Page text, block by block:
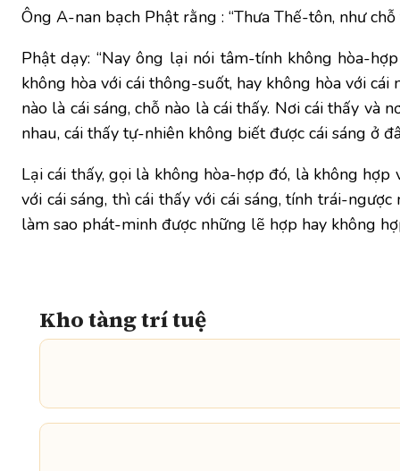
Ông A-nan bạch Phật rằng : “Thưa Thế-tôn, như
Phật dạy: “Nay ông lại nói tâm-tính không hòa-
không hòa với cái thông-suốt, hay không hòa với
nào là cái sáng, chỗ nào là cái thấy. Nơi cái thấy và
nhau, cái thấy tự-nhiên không biết được cái sáng ở
Lại cái thấy, gọi là không hòa-hợp đó, là không
với cái sáng, thì cái thấy với cái sáng, tính trái-
làm sao phát-minh được những lẽ hợp hay không
Kho tàng trí tuệ